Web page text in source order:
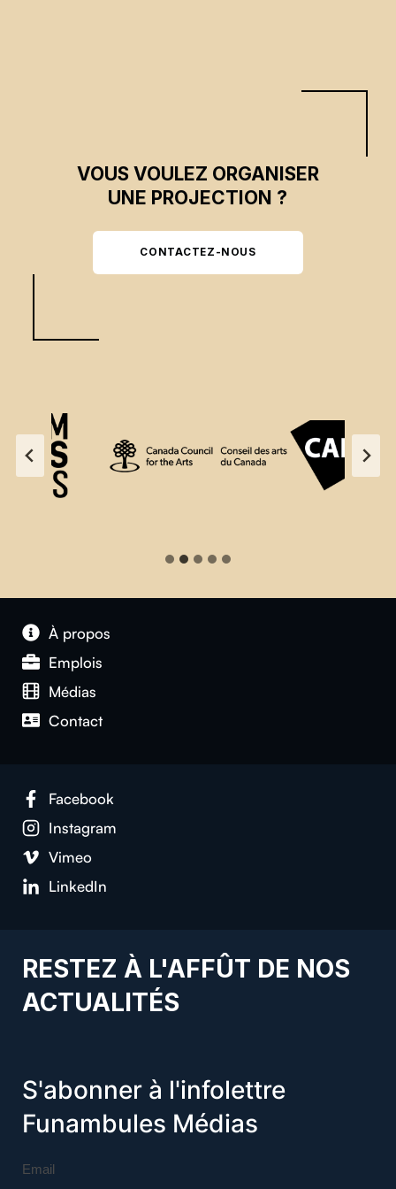
VOUS VOULEZ ORGANISER
UNE PROJECTION ?
CONTACTEZ-NOUS
À propos
Emplois
Médias
Contact
Facebook
Instagram
Vimeo
LinkedIn
RESTEZ À L'AFFÛT DE NOS
ACTUALITÉS
S'abonner à l'infolettre
Funambules Médias
Email